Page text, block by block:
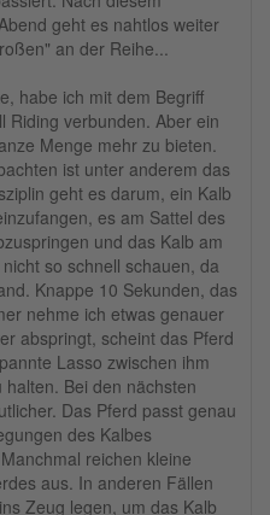
geht es nahtlos weiter
an der Reihe...
habe ich mit dem Begriff
Riding verbunden. Aber ein
Menge mehr zu bieten.
ist unter anderem das
geht es darum, ein Kalb
es am Sattel des
und das Kalb am
so schnell schauen, da
Knappe 10 Sekunden, das
nehme ich etwas genauer
abspringt, scheint das Pferd
Lasso zwischen ihm
Bei den nächsten
Das Pferd passt genau
des Kalbes
reichen kleine
aus. In anderen Fällen
Zeug legen, um das Kalb